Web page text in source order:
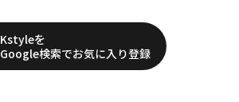
Kstyleを
Google検索でお気に入り登録